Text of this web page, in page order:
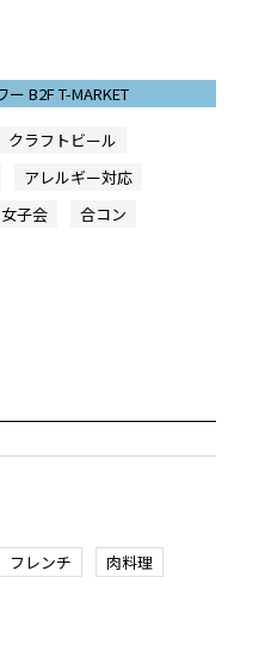
B2F T-MARKET
クラフトビール
アレルギー対応
女子会
合コン
フレンチ
肉料理